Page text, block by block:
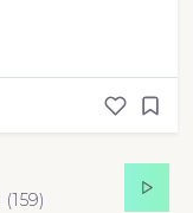
(159)